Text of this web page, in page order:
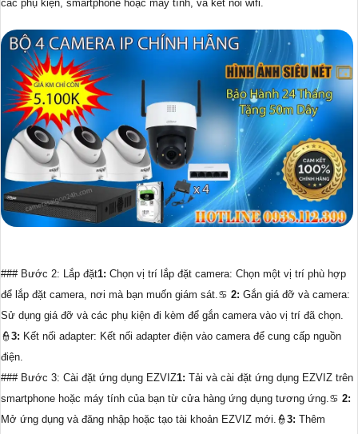
các phụ kiện, smartphone hoặc máy tính, và kết nối wifi.
### Bước 2: Lắp đặt1: Chọn vị trí lắp đặt camera: Chọn một vị trí phù hợp
để lắp đặt camera, nơi mà bạn muốn giám sát.♋ 2: Gắn giá đỡ và camera:
Sử dụng giá đỡ và các phụ kiện đi kèm để gắn camera vào vị trí đã chọn.
👮3: Kết nối adapter: Kết nối adapter điện vào camera để cung cấp nguồn
điện.
### Bước 3: Cài đặt ứng dụng EZVIZ1: Tải và cài đặt ứng dụng EZVIZ trên
smartphone hoặc máy tính của bạn từ cửa hàng ứng dụng tương ứng.♋ 2:
Mở ứng dụng và đăng nhập hoặc tạo tài khoản EZVIZ mới.👮3: Thêm